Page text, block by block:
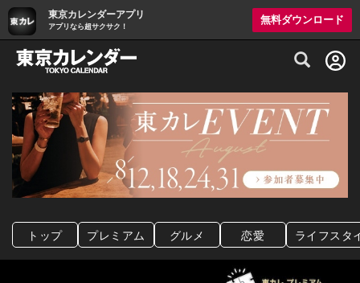
東京カレンダーアプリ
アプリなら超サクサク！
無料ダウンロード
グルメ情報・プレミアムレストラン予約
トップ プレミアム グルメ 恋愛 ライフスタ